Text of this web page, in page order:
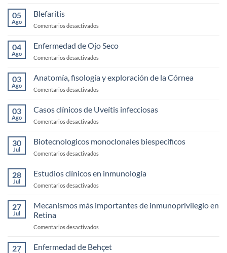
05
Ago
Blefaritis
Comentarios desactivados
04
Ago
Enfermedad de Ojo Seco
Comentarios desactivados
Ojo
Seco
03
Ago
Anatomía, fisología y exploración de la Córnea
Comentarios desactivados
fisología
exploración
la
03
Ago
Casos clínicos de Uveítis infecciosas
Comentarios desactivados
clínicos
Uveítis
30
Jul
Biotecnologicos monoclonales biespecificos
Comentarios desactivados
monoclonales
28
Jul
Estudios clínicos en inmunología
Comentarios desactivados
en
27
Jul
Mecanismos más importantes de inmunoprivilegio en
Retina
Comentarios desactivados
27 Enfermedad de Behçet